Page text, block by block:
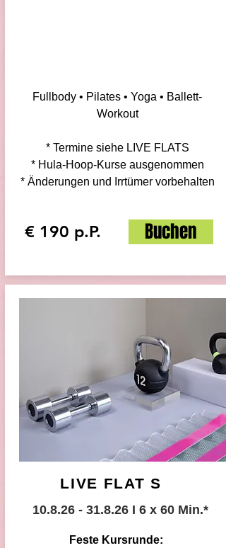
Fullbody • Pilates • Yoga • Ballett-
Workout
* Termine siehe LIVE FLATS
* Hula-Hoop-Kurse ausgenommen
* Änderungen und Irrtümer vorbehalten
€ 190 p.P. Buchen
LIVE FLAT S
10.8.26 - 31.8.26I 6 x 60 Min.*
Feste Kursrunde: